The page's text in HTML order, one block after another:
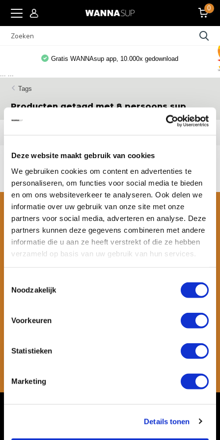
Deze website maakt gebruik van cookies
We gebruiken cookies om content en advertenties te
personaliseren, om functies voor social media te bieden
en om ons websiteverkeer te analyseren. Ook delen we
informatie over uw gebruik van onze site met onze
partners voor social media, adverteren en analyse. Deze
partners kunnen deze gegevens combineren met andere
informatie die u aan ze heeft verstrekt of die ze hebben
verzameld op basis van uw gebruik van hun services.
Noodzakelijk
Voorkeuren
Statistieken
Marketing
Details tonen
0
Klanten geven ons een 9,5/
Tags
Producten getagd met 8 persoons sup
Geen producten gevonden!...
nieuwsbrief met allerlei suptips en persoonlijk advies. Schrijf je dan
Abonneer
... ...